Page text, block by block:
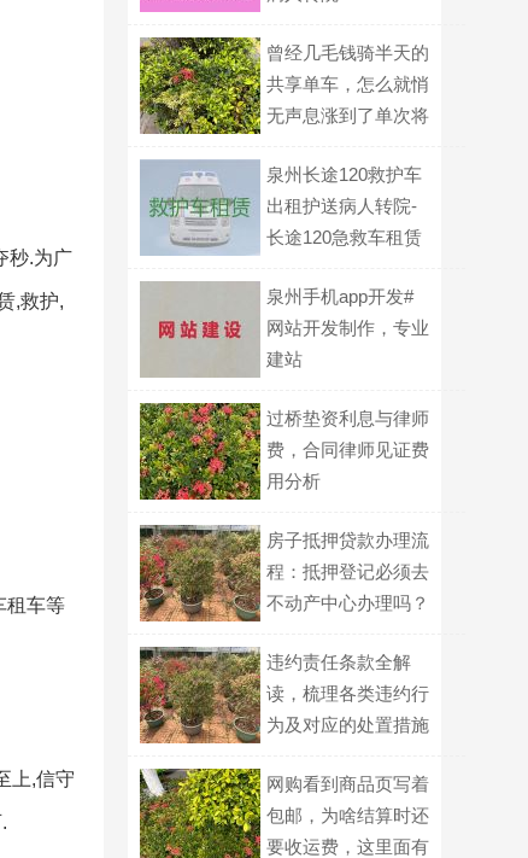
秒.为广
,救护,
租车等
上,信守
曾经几毛钱骑半天的
共享单车，怎么就悄
无声息涨到了单次将
泉州长途120救护车
出租护送病人转院-
长途120急救车租赁
泉州手机app开发#
网站开发制作，专业
建站
过桥垫资利息与律师
费，合同律师见证费
用分析
房子抵押贷款办理流
程：抵押登记必须去
不动产中心办理吗？
违约责任条款全解
读，梳理各类违约行
为及对应的处置措施
网购看到商品页写着
包邮，为啥结算时还
要收运费，这里面有